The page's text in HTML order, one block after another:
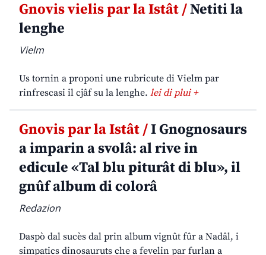
Gnovis vielis par la Istât /Netiti la
lenghe
Vielm
Us tornin a proponi une rubricute di Vielm par
rinfrescasi il cjâf su la lenghe. lei di plui +
Gnovis par la Istât /I Gnognosaurs
a imparin a svolâ: al rive in
edicule «Tal blu piturât di blu», il
gnûf album di colorâ
Redazion
Daspò dal sucès dal prin album vignût fûr a Nadâl, i
simpatics dinosauruts che a fevelin par furlan a